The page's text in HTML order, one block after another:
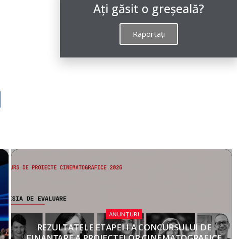
ANUNȚURI
REZULTATELE ETAPEI I A CONCURSULUI DE
Ați găsit o greșeală?
Raportaţi